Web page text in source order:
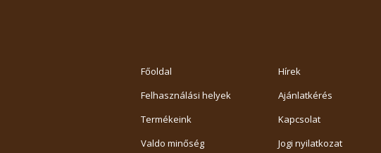
Főoldal
Felhasználási helyek
Termékeink
Valdo minőség
Hírek
Ajánlatkérés
Kapcsolat
Jogi nyilatkozat